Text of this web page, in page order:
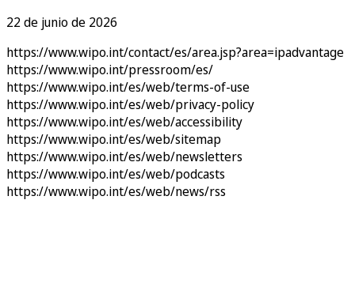
22 de junio de 2026
https://www.wipo.int/contact/es/area.jsp?area=ipadvantage
https://www.wipo.int/pressroom/es/
https://www.wipo.int/es/web/terms-of-use
https://www.wipo.int/es/web/privacy-policy
https://www.wipo.int/es/web/accessibility
https://www.wipo.int/es/web/sitemap
https://www.wipo.int/es/web/newsletters
https://www.wipo.int/es/web/podcasts
https://www.wipo.int/es/web/news/rss